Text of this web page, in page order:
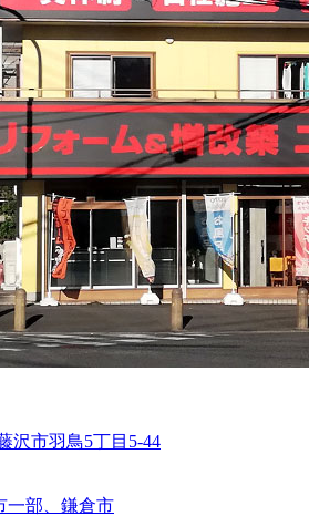
沢市羽鳥5丁目5-44
一部、鎌倉市